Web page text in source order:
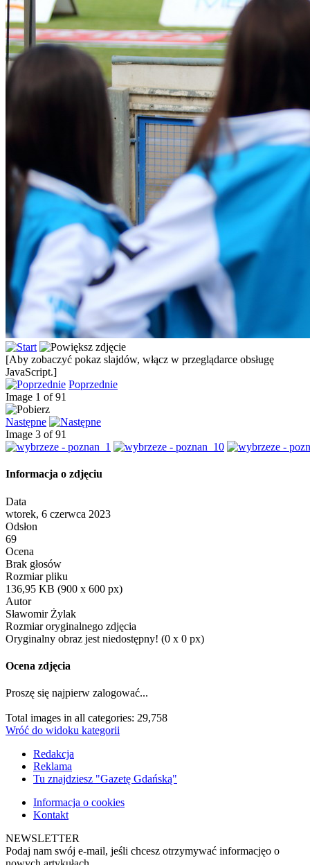
[Aby zobaczyć pokaz slajdów, włącz w przeglądarce obsługę
JavaScript.]
Poprzednie
Image 1 of 91
Następne
Image 3 of 91
Informacja o zdjęciu
Data
wtorek, 6 czerwca 2023
Odsłon
69
Ocena
Brak głosów
Rozmiar pliku
136,95 KB (900 x 600 px)
Autor
Sławomir Żylak
Rozmiar oryginalnego zdjęcia
Oryginalny obraz jest niedostępny! (0 x 0 px)
Ocena zdjęcia
Proszę się najpierw zalogować...
Total images in all categories: 29,758
Wróć do widoku kategorii
Redakcja
Reklama
Tu znajdziesz "Gazetę Gdańską"
Informacja o cookies
Kontakt
NEWSLETTER
Podaj nam swój e-mail, jeśli chcesz otrzymywać informacjęo o